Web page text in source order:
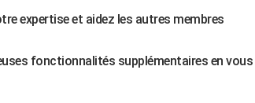
expertise et aidez les autres membres
fonctionnalités supplémentaires en vous